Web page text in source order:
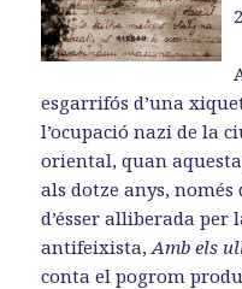
esgarrifós d’una
l’ocupació nazi de la
oriental, quan
als dotze anys, només
d’ésser alliberada per
antifeixista,Amb els
conta el pogrom